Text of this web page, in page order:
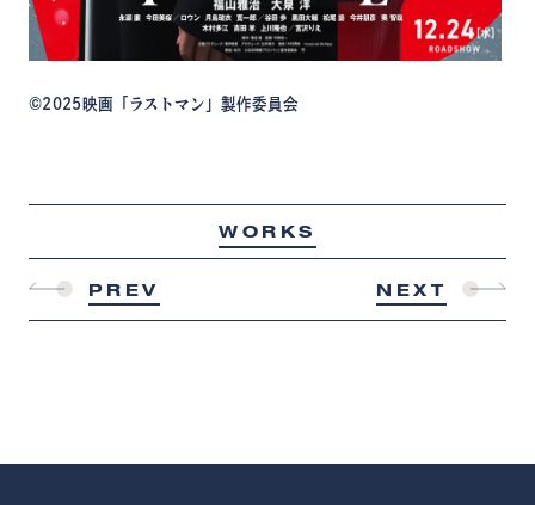
©︎2025映画「ラストマン」製作委員会
WORKS
PREV NEXT